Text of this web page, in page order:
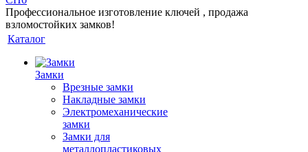
Профессиональное изготовление ключей , продажа
взломостойких замков!
Каталог
Замки
Врезные замки
Накладные замки
Электромеханические
замки
Замки для
металлопластиковых